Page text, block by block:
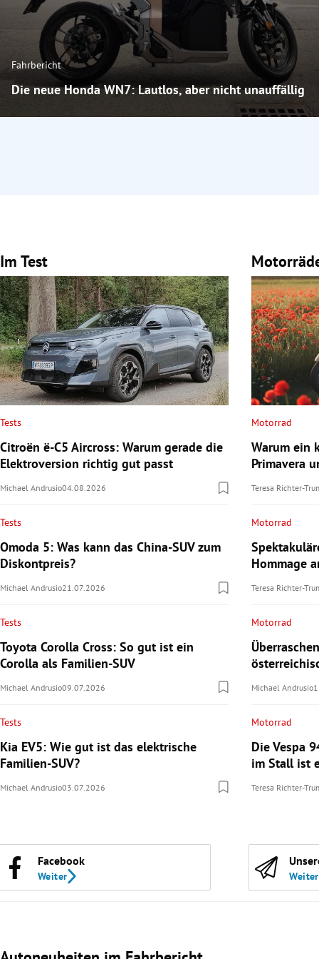
Fahrbericht
Die neue Honda WN7: Lautlos, aber nicht unauffällig
Im Test
Tests
Citroën ë-C5 Aircross: Warum gerade die
Elektroversion richtig gut passt
Michael Andrusio04.08.2026
Tests
Omoda 5: Was kann das China-SUV zum
Diskontpreis?
Michael Andrusio21.07.2026
Tests
Toyota Corolla Cross: So gut ist ein
Corolla als Familien-SUV
Michael Andrusio09.07.2026
Tests
Kia EV5: Wie gut ist das elektrische
Familien-SUV?
Michael Andrusio03.07.2026
Motorrad
Warum ein
Primavera
Teresa Richter-
Motorrad
Hommage
Teresa Richter-
Motorrad
Michael Andrusio
Motorrad
Die Vespa
im Stall ist
Teresa Richter-
Facebook
Weiter Weiter
Slide 1 von 3